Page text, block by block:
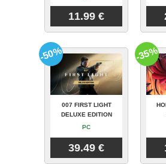
11.99 €
007 FIRST LIGHT
DELUXE EDITION
PC
39.49 €
-50% -35%